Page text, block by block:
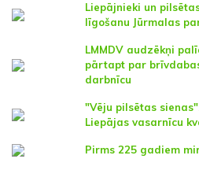
Liepājnieki un
līgošanu Jūrmalas
LMMDV audzēkņi
pārtapt par
darbnīcu
"Vēju pilsētas
Liepājas vasarnīcu
Pirms 225 gadiem